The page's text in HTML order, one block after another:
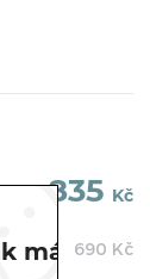
835 Kč
690 Kč
má